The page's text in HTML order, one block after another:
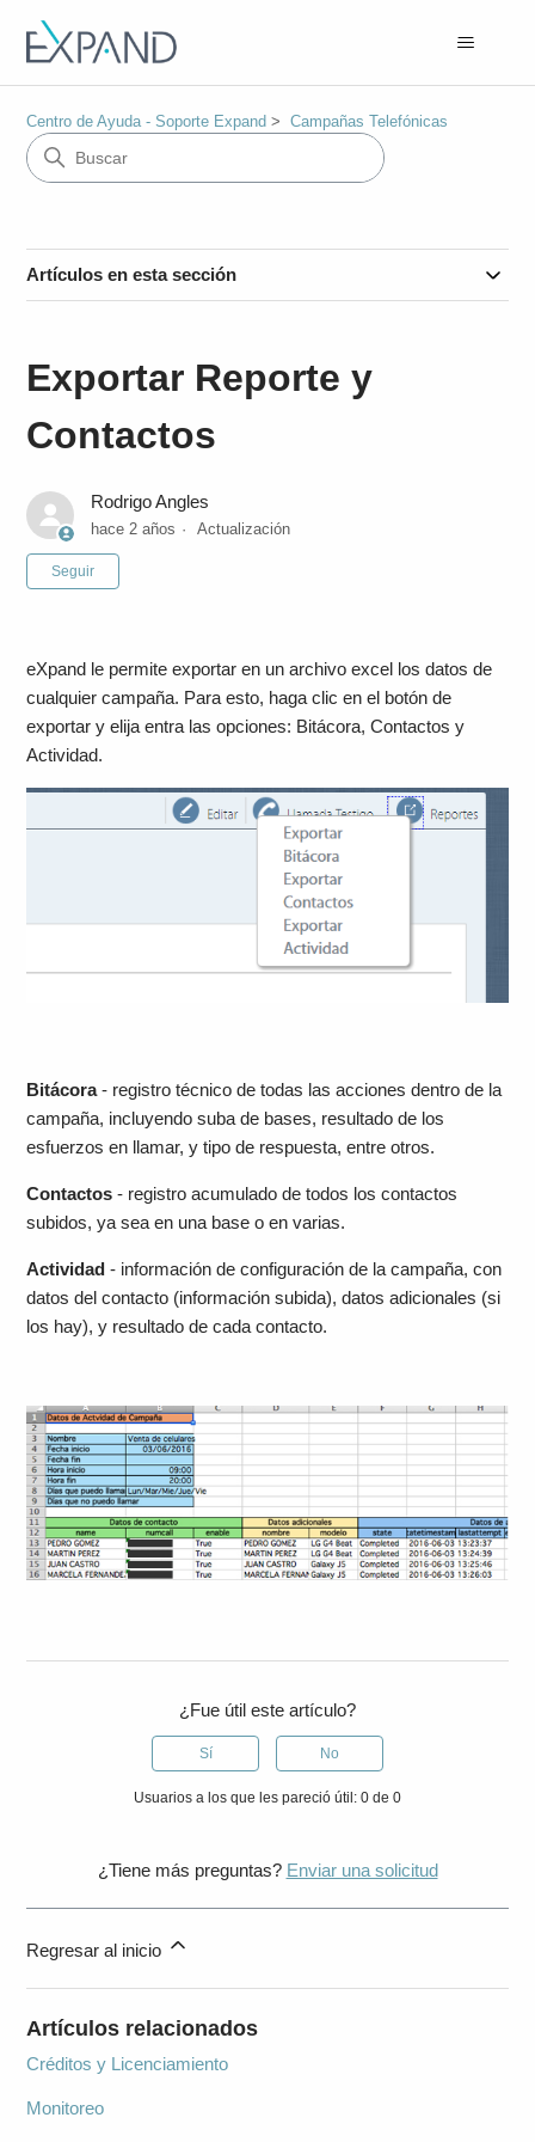
Centro de Ayuda - Soporte Expand Campañas Telefónicas
Artículos en esta sección
Exportar Reporte y
Contactos
Rodrigo Angles
hace 2 años Actualización
Seguir
eXpand le permite exportar en un archivo excel los datos de
cualquier campaña. Para esto, haga clic en el botón de
exportar y elija entra las opciones: Bitácora, Contactos y
Actividad.
Bitácora- registro técnico de todas las acciones dentro de la
campaña, incluyendo suba de bases, resultado de los
esfuerzos en llamar, y tipo de respuesta, entre otros.
Contactos - registro acumulado de todos los contactos
subidos, ya sea en una base o en varias.
Actividad - información de configuración de la campaña, con
datos del contacto (información subida), datos adicionales (si
los hay), y resultado de cada contacto.
¿Fue útil este artículo?
Sí No
Usuarios a los que les pareció útil: 0 de 0
¿Tiene más preguntas? Enviar una solicitud
Regresar al inicio
Artículos relacionados
Créditos y Licenciamiento
Monitoreo